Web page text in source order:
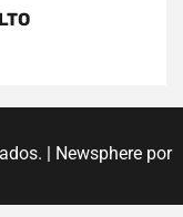
Newsphere por